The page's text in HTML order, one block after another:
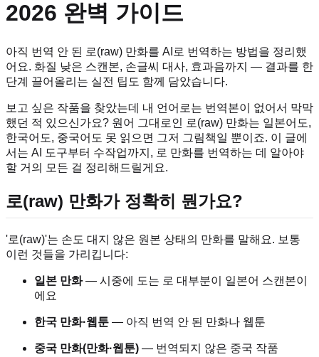
2026 완벽 가이드
아직 번역 안 된 로(raw) 만화를 AI로 번역하는 방법을 정리했
어요. 화질 낮은 스캔본, 손글씨 대사, 효과음까지 — 결과를 한
단계 끌어올리는 실전 팁도 함께 담았습니다.
보고 싶은 작품을 찾았는데 내 언어로는 번역본이 없어서 막막
했던 적 있으신가요? 원어 그대로인 로(raw) 만화는 일본어도,
한국어도, 중국어도 못 읽으면 그저 그림책일 뿐이죠. 이 글에
서는 AI 도구부터 수작업까지, 로 만화를 번역하는 데 알아야
할 거의 모든 걸 정리해드릴게요.
로(raw) 만화가 정확히 뭔가요?
'로(raw)'는 손도 대지 않은 원본 상태의 만화를 말해요. 보통
이런 것들을 가리킵니다:
일본 만화— 시중에 도는 로 대부분이 일본어 스캔본이
에요
한국 만화·웹툰 — 아직 번역 안 된 만화나 웹툰
중국 만화(만화·웹툰) — 번역되지 않은 중국 작품